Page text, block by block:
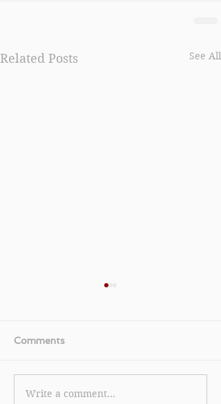
Related Posts See All
【Sephora 優惠】- 購買
Comments
Write a comment...